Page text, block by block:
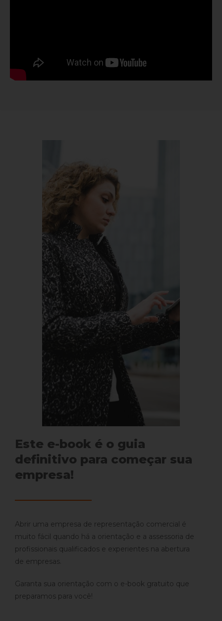
Este e-book é o guia
definitivo para começar sua
empresa!
Abrir uma empresa de representação comercial é
muito fácil quando há a orientação e a assessoria de
profissionais qualificados e experientes na abertura
de empresas.
Garanta sua orientação com o e-book gratuito que
preparamos para você!